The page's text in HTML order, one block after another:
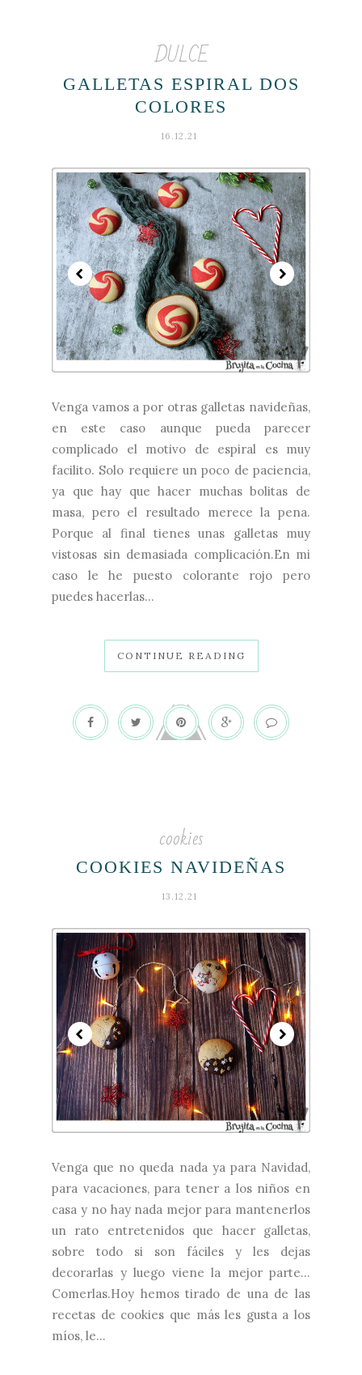
DULCE
GALLETAS ESPIRAL DOS
COLORES
16.12.21
Venga vamos a por otras galletas navideñas,
en este caso aunque pueda parecer
complicado el motivo de espiral es muy
facilito. Solo requiere un poco de paciencia,
ya que hay que hacer muchas bolitas de
masa, pero el resultado merece la pena.
Porque al final tienes unas galletas muy
vistosas sin demasiada complicación.En mi
caso le he puesto colorante rojo pero
puedes hacerlas...
CONTINUE READING
cookies
COOKIES NAVIDEÑAS
13.12.21
Venga que no queda nada ya para Navidad,
para vacaciones, para tener a los niños en
casa y no hay nada mejor para mantenerlos
un rato entretenidos que hacer galletas,
sobre todo si son fáciles y les dejas
decorarlas y luego viene la mejor parte...
Comerlas.Hoy hemos tirado de una de las
recetas de cookies que más les gusta a los
míos, le...